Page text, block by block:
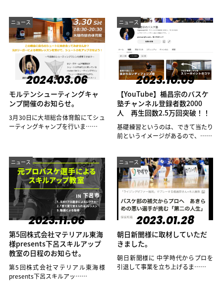
ニュース
2024.03.06
モルテンシューティングキャ
ンプ開催のお知らせ。
3月30日に大垣総合体育館にてシュ
ーティングキャンプを行いま……
ニュース
2023.10.09
【YouTube】楯昌宗のバスケ
塾チャンネル登録者数2000
人 再生回数2.5万回突破！！
基礎練習というのは、できて当たり
前というイメージがあるので、……
ニュース
2023.11.06
第5回株式会社マテリアル東海
様presents下呂スキルアップ
教室の日程のお知らせ。
第5回株式会社マテリアル東海様
presents下呂スキルアッ……
ニュース
2023.01.28
朝日新聞様に取材していただ
きました。
朝日新聞様に 中学時代からプロを
引退して事業を立ち上げるま……